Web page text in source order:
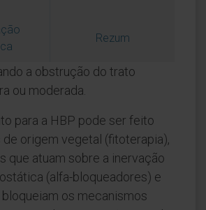
Rezum
a obstrução do trato
ou moderada.
para a HBP pode ser feito
origem vegetal (fitoterapia),
que atuam sobre a inervação
(alfa-bloqueadores) e
os mecanismos